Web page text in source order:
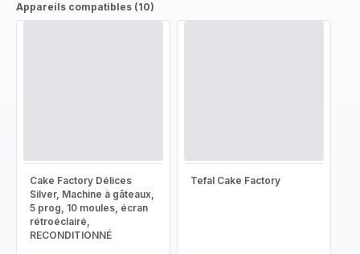
Appareils compatibles (10)
Cake Factory Délices
Silver, Machine à gâteaux,
5 prog, 10 moules, écran
rétroéclairé,
RECONDITIONNÉ
Tefal Cake Factory